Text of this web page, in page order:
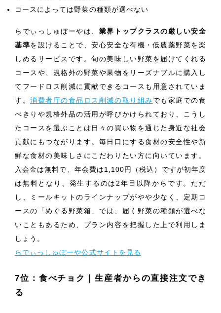
コースによっては野菜の種類が選べない
らでぃっしゅぼーやは、 業界トップクラスの厳しい安全
基準を設けることで、安心安全な有機・低農薬野菜を楽
しめるサービスです。旬の美味しい野菜を届けてくれる
コースや、規格外の野菜や果物をリーズナブルに購入し
てフードロス削減に貢献できるコースも用意されていま
す。消費者庁の食品ロス削減の取り組みでも家庭での食
べきりや規格外品の活用が呼びかけられており、こうし
たコースを選ぶことは日々の買い物を通じた身近な社会
貢献にもつながります。毎日口にする食材の安全性や新
鮮な食材の美味しさにこだわりたい方に向いています。
入会金は無料で、年会費は1,100円（税込）ですが初年度
は無料となり、発生するのは2年目以降からです。ただ
し、ミールキットのラインナップがやや少なく、定期コ
ースの「めぐる野菜箱」では、届く野菜の種類が選べな
いこともあるため、プラン内容を把握した上で利用しま
しょう。
らでぃっしゅぼーや公式サイトを見る
7位：食べチョク｜生産者からの直接注文でき
る